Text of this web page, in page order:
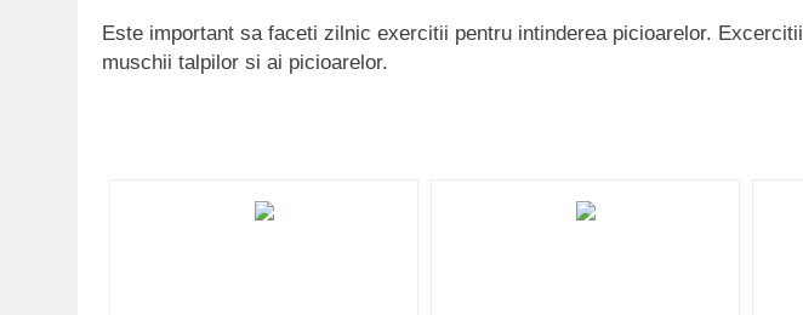
Este important sa faceti zilnic exercitii pentru intinderea picioarelor.
muschii talpilor si ai picioarelor.